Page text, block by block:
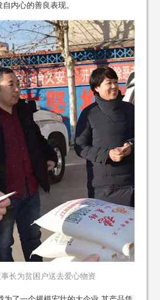
内心的善良表现。
长为贫困户送去爱心物资